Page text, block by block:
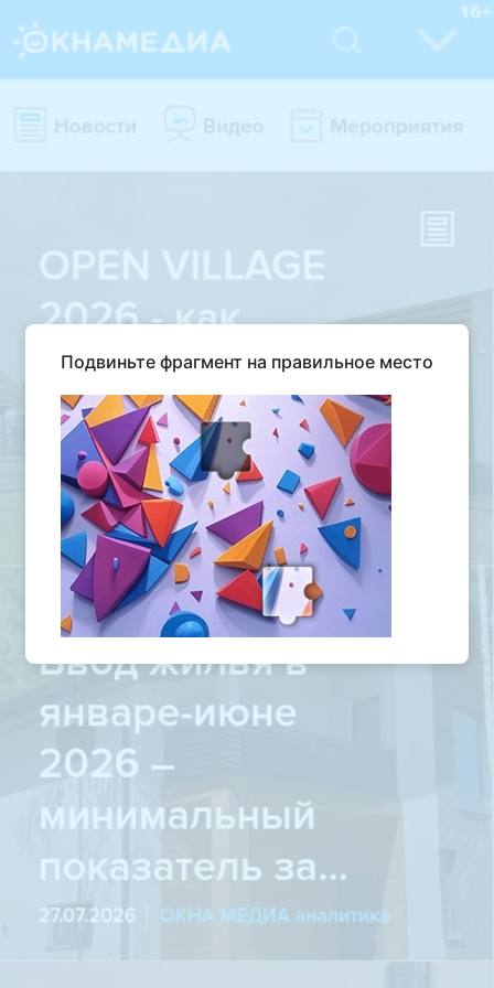
Подвиньте фрагмент на правильное место